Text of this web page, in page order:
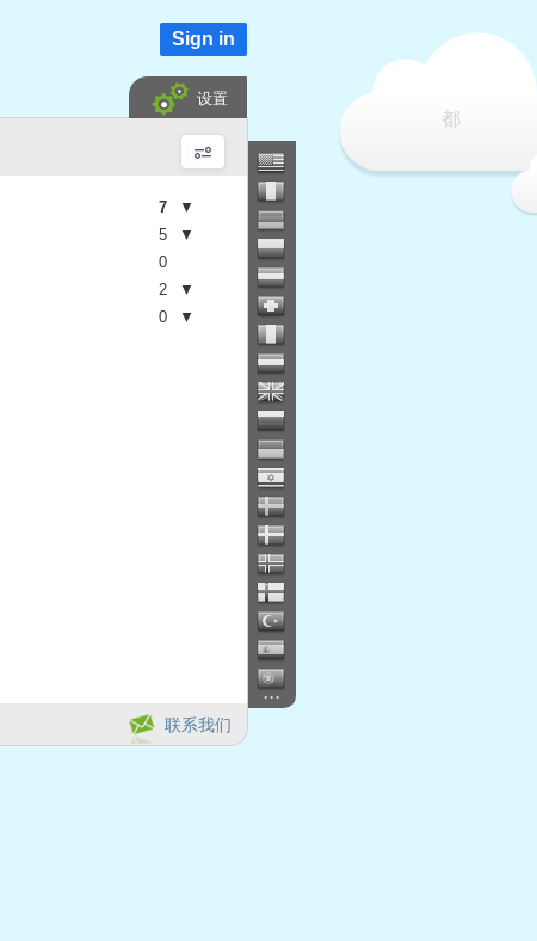
都
Sign in
设置
...
联系我们
7
▼
5
▼
0
2
▼
0 ▼